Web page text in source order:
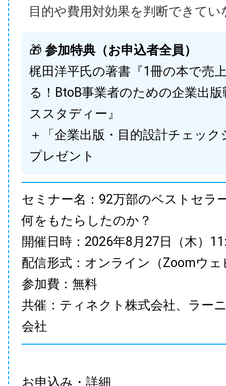
目的や費用対効果を判断できてい
🎁 参加特典（お申込者全員）
梶田洋平氏の著書『1冊の本で売
る！BtoB事業者のための企業出
ススタディー』
＋「企業出版・目的設計チェック
プレゼント
セミナー名：92万部のベストセラ
何をもたらしたのか？
開催日時：2026年8月27日（木）
配信形式：オンライン（Zoomウェ
参加費：無料
共催：ティネクト株式会社、ラー
会社
お申込み・詳細